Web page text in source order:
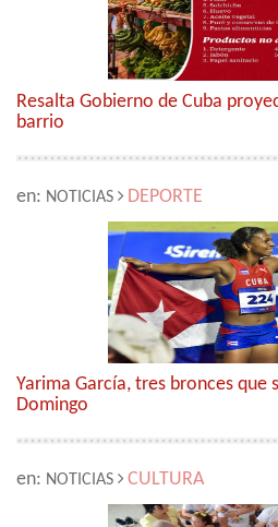
Resalta Gobierno de Cuba
barrio
en: NOTICIAS DEPORTE
Yarima García, tres bronces que
Domingo
en: NOTICIAS CULTURA